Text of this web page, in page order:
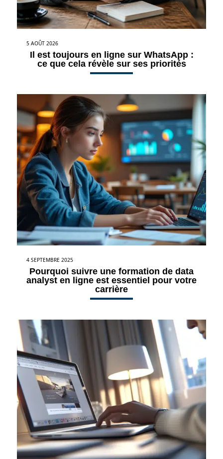
5 AOÛT 2026
Il est toujours en ligne sur WhatsApp :
ce que cela révèle sur ses priorités
4 SEPTEMBRE 2025
Pourquoi suivre une formation de data
analyst en ligne est essentiel pour votre
carrière